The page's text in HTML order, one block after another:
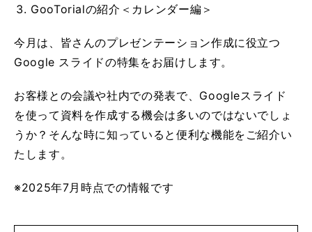
GooTorialの紹介＜カレンダー編＞
今月は、皆さんのプレゼンテーション作成に役立つ
Google スライドの特集をお届けします。
お客様との会議や社内での発表で、Googleスライド
を使って資料を作成する機会は多いのではないでしょ
うか？そんな時に知っていると便利な機能をご紹介い
たします。
※2025年7月時点での情報です